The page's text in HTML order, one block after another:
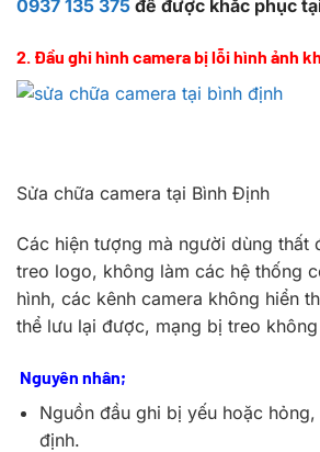
0937 135 375 để được khắc phục
2. Đầu ghi hình camera bị lỗi hình ảnh
Sửa chữa camera tại Bình Định
Các hiện tượng mà người dùng thất
treo logo, không làm các hệ thống
hình, các kênh camera không hiển
thể lưu lại được, mạng bị treo
Nguyên nhân;
Nguồn đầu ghi bị yếu hoặc
định.